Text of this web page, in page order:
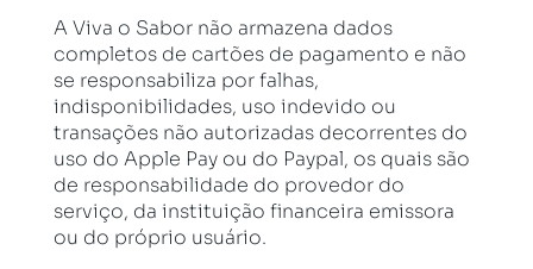
A Viva o Sabor não armazena dados
completos de cartões de pagamento e não
se responsabiliza por falhas,
indisponibilidades, uso indevido ou
transações não autorizadas decorrentes do
uso do Apple Pay ou do Paypal, os quais são
de responsabilidade do provedor do
serviço, da instituição financeira emissora
ou do próprio usuário.